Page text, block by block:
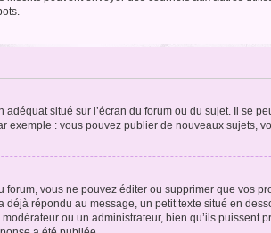
situé sur l’écran du forum ou du sujet. Il se
exemple : vous pouvez publier de nouveaux sujets,
vous ne pouvez éditer ou supprimer que vos
répondu au message, un petit texte situé en
modérateur ou un administrateur, bien qu’ils